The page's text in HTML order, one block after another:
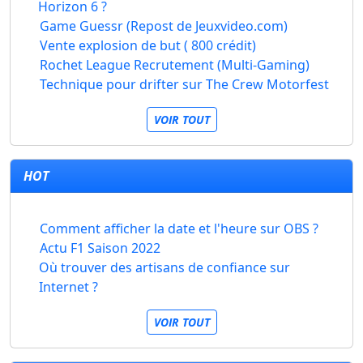
Horizon 6 ?
Game Guessr (Repost de Jeuxvideo.com)
Vente explosion de but ( 800 crédit)
Rochet League Recrutement (Multi-Gaming)
Technique pour drifter sur The Crew Motorfest
VOIR TOUT
HOT
Comment afficher la date et l'heure sur OBS ?
Actu F1 Saison 2022
Où trouver des artisans de confiance sur
Internet ?
VOIR TOUT